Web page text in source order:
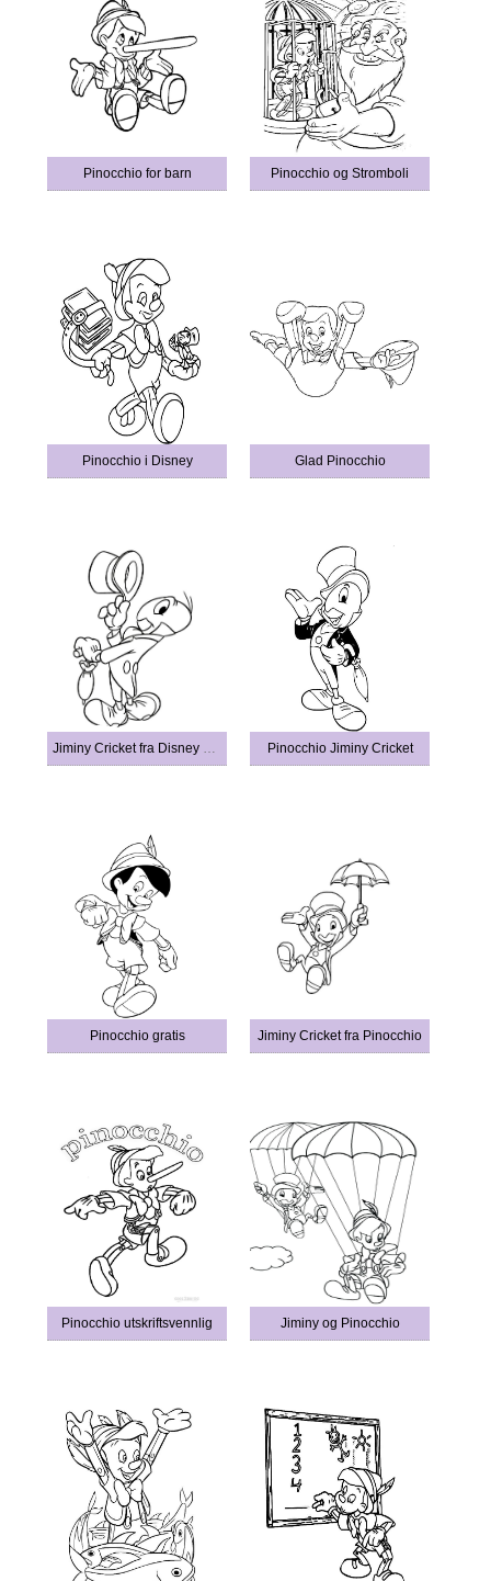
Pinocchio for barn Pinocchio og Stromboli
Pinocchio i Disney Glad Pinocchio
Pinocchio Jiminy Cricket
Pinocchio gratis Jiminy Cricket fra Pinocchio
Pinocchio utskriftsvennlig Jiminy og Pinocchio